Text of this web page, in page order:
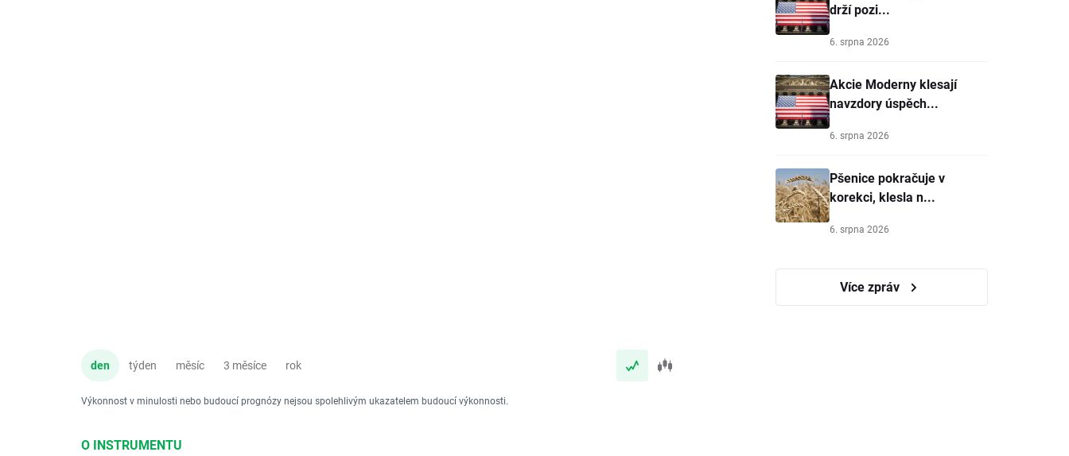
den týden měsíc 3 měsíce rok
Výkonnost v minulosti nebo budoucí prognózy nejsou spolehlivým ukazatelem budoucí výkonnosti.
drží pozi...
6. srpna 2026
Akcie Moderny klesají
navzdory úspěch...
6. srpna 2026
Pšenice pokračuje v
korekci, klesla n...
6. srpna 2026
Více zpráv
O INSTRUMENTU